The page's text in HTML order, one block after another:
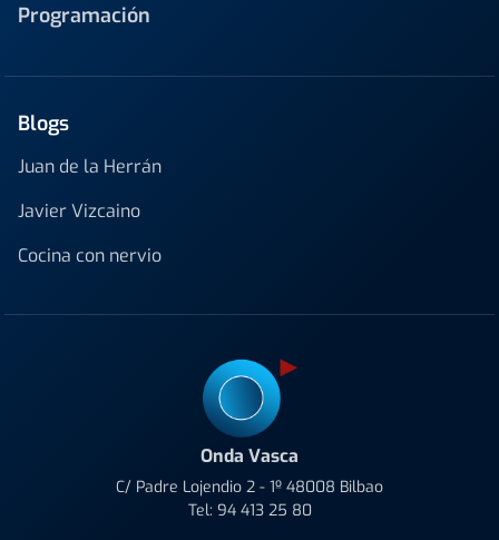
Programación
Blogs
Juan de la Herrán
Javier Vizcaino
Cocina con nervio
Onda Vasca
C/ Padre Lojendio 2 - 1º 48008 Bilbao
Tel: 94 413 25 80